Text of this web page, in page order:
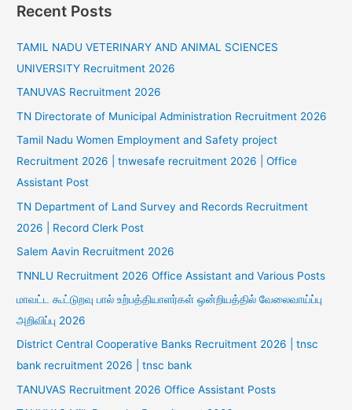
Recent Posts
TAMIL NADU VETERINARY AND ANIMAL SCIENCES
UNIVERSITY Recruitment 2026
TANUVAS Recruitment 2026
TN Directorate of Municipal Administration Recruitment 2026
Tamil Nadu Women Employment and Safety project
Recruitment 2026 | tnwesafe recruitment 2026 | Office
Assistant Post
TN Department of Land Survey and Records Recruitment
2026 | Record Clerk Post
Salem Aavin Recruitment 2026
TNNLU Recruitment 2026 Office Assistant and Various Posts
மாவட்ட கூட்டுறவு பால் உற்பத்தியாளர்கள் ஒன்றியத்தில் வேலைவாய்ப்பு
அறிவிப்பு 2026
District Central Cooperative Banks Recruitment 2026 | tnsc
bank recruitment 2026 | tnsc bank
TANUVAS Recruitment 2026 Office Assistant Posts